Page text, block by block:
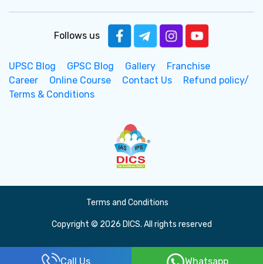
Follows us
UPSC Blog GPSC Blog Gallery
Franchise
Career
Online Course Contact Us
Refund policy/
Terms & Conditions
Terms and Conditions
Copyright © 2026 DICS. All rights reserved
Call Us Whatsapp